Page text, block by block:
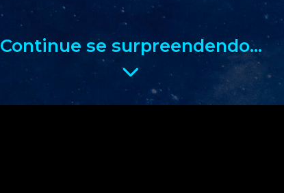
Continue se surpreendendo...